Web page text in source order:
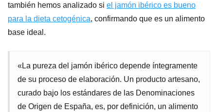
también hemos analizado si el jamón ibérico es bueno
para la dieta cetogénica, confirmando que es un alimento
base ideal.
«La pureza del jamón ibérico depende íntegramente
de su proceso de elaboración. Un producto artesano,
curado bajo los estándares de las Denominaciones
de Origen de España, es, por definición, un alimento